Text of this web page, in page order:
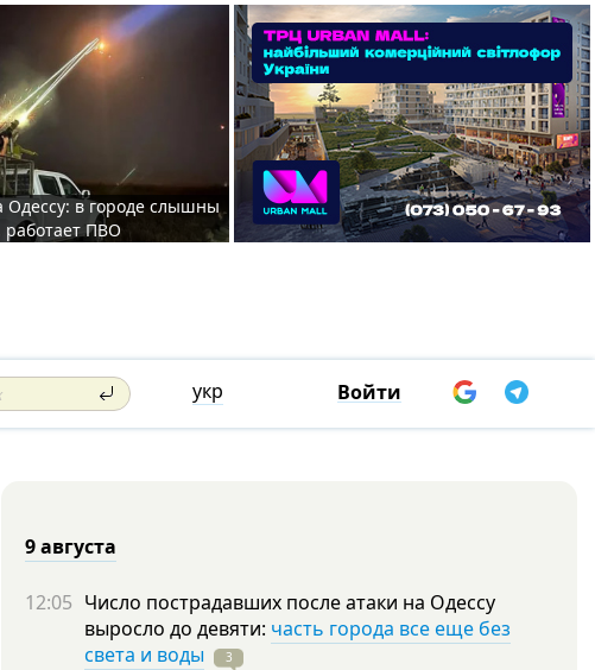
Одессу: в городе слышны
ПВО
укр Войти
9 августа
12:05 Число пострадавших после атаки на Одессу
выросло до девяти: часть города все еще без
света и воды
3